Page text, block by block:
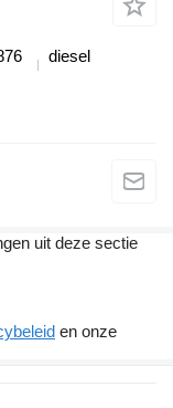
diesel
uit deze sectie
en onze